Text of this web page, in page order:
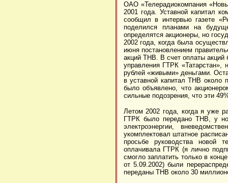
ОАО «Телерадиокомпания
2001 года. Уставной капитал
сообщил в интервью газете
поделился планами на
определятся акционеры, но
2002 года, когда была
июня постановлением
акций ТНВ. В счет оплаты акций
управления ГТРК
рублей «живыми» деньгами.
в уставной капитал ТНВ около
было объявлено, что
сильные подозрения, что эти
Летом 2002 года, когда я уже
ГТРК было передано ТНВ, у
электроэнергии,
укомплектовал штатное
просьбе руководства новой
оплачивала ГТРК (я лично
смогло заплатить только в
от 5.09.2002) были
переданы ТНВ около 30